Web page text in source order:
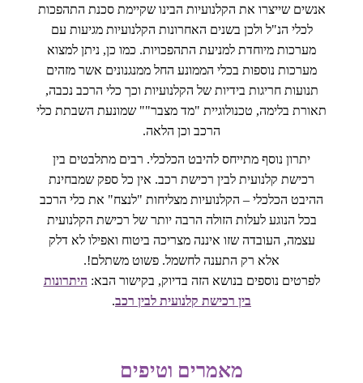
אנשים שייצרו את הקלנועיות הבינו שקיימת סכנת התהפכות
לכלי הנ"ל ולכן בשנים האחרונות הקלנועיות מגיעות עם
מערכות מיוחדת למניעת התהפכויות. כמו כן, ניתן למצוא
מערכות נוספות בכלי הממונע החל ממנגנונים אשר מזהים
תנועות חריגות בידיות של הקלנועיות וכך כלי הרכב נכבה,
תאורת בלימה, טכנולוגיית "מד מצבר"" שמונעת השבתת כלי
הרכב וכן הלאה.
יתרון נוסף מתייחס להיבט הכלכלי. רבים מתלבטים בין
רכישת קלנועית לבין רכישת רכב. אין כל ספק שמבחינת
ההיבט הכלכלי – הקלנועיות מצליחות "לנצח" את כלי הרכב
בכל הנוגע לעלות הזולה הרבה יותר של רכישת הקלנועית
עצמה, העובדה שזו איננה מצריכה ביטוח ואפילו לא דלק
אלא רק התענה לחשמל. פשוט משתלם!.
לפרטים נוספים בנושא הזה בדיוק, בקישור הבא: היתרונות
בין רכישת קלנועית לבין רכב.
מאמרים וטיפים